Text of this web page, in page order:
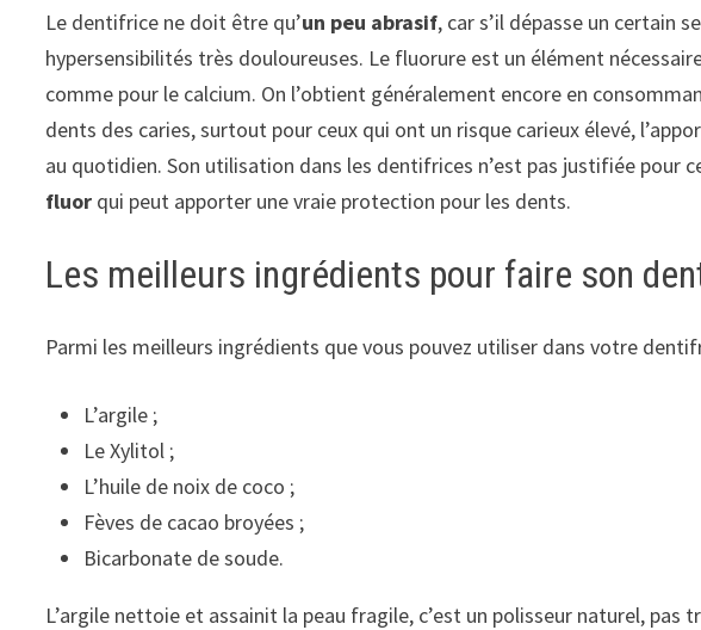
Le dentifrice ne doit être qu’un peu abrasif, car s’il dépasse un certain
hypersensibilités très douloureuses. Le fluorure est un élément
comme pour le calcium. On l’obtient généralement encore en
dents des caries, surtout pour ceux qui ont un risque carieux élevé,
au quotidien. Son utilisation dans les dentifrices n’est pas justifiée pour
fluor qui peut apporter une vraie protection pour les dents.
Les meilleurs ingrédients pour faire son
Parmi les meilleurs ingrédients que vous pouvez utiliser dans votre
L’argile ;
Le Xylitol ;
L’huile de noix de coco ;
Fèves de cacao broyées ;
Bicarbonate de soude.
L’argile nettoie et assainit la peau fragile, c’est un polisseur naturel,